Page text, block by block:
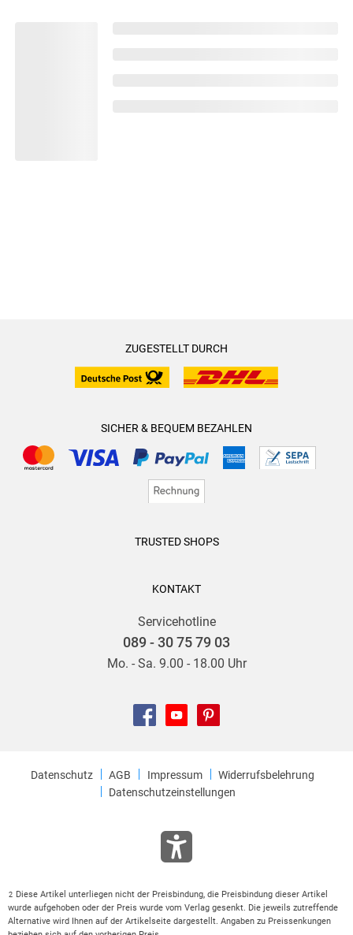
ZUGESTELLT DURCH
SICHER & BEQUEM BEZAHLEN
TRUSTED SHOPS
KONTAKT
Servicehotline
089 - 30 75 79 03
Mo. - Sa. 9.00 - 18.00 Uhr
Datenschutz AGB Impressum
Widerrufsbelehrung
Datenschutzeinstellungen
2
Diese Artikel unterliegen nicht der Preisbindung, die Preisbindung dieser Artikel
wurde aufgehoben oder der Preis wurde vom Verlag gesenkt. Die jeweils zutreffende
Alternative wird Ihnen auf der Artikelseite dargestellt. Angaben zu Preissenkungen